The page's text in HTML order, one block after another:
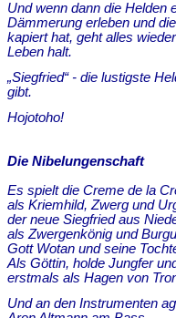
Und wenn dann die Helden
Dämmerung erleben und
kapiert hat, geht alles
Leben halt.
„Siegfried“ - die lustigste
gibt.
Hojotoho!
Die Nibelungenschaft
Es spielt die Creme de la
als Kriemhild, Zwerg und
der neue Siegfried aus
als Zwergenkönig und
Gott Wotan und seine
Als Göttin, holde Jungfer
erstmals als Hagen von
Und an den Instrumenten